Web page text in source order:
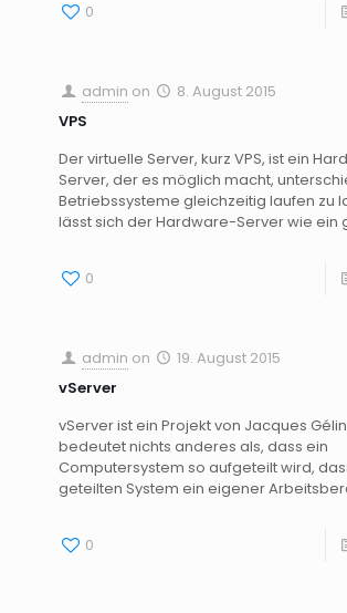
0
admin on
8. August 2015
VPS
Der virtuelle Server, kurz VPS, ist ein
Server, der es möglich macht,
Betriebssysteme gleichzeitig laufen zu
lässt sich der Hardware-Server wie ein
0
admin on
19. August 2015
vServer
vServer ist ein Projekt von Jacques
bedeutet nichts anderes als, dass ein
Computersystem so aufgeteilt wird,
geteilten System ein eigener
0